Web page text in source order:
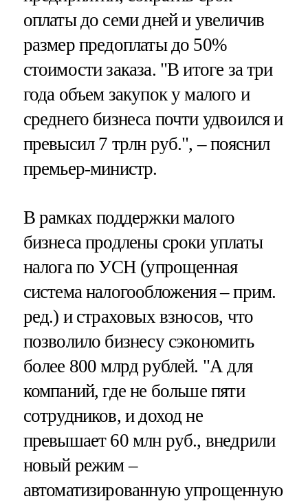
оплаты до семи дней и увеличив
размер предоплаты до 50%
стоимости заказа. "В итоге за три
года объем закупок у малого и
среднего бизнеса почти удвоился и
превысил 7 трлн руб.", – пояснил
премьер-министр.
В рамках поддержки малого
бизнеса продлены сроки уплаты
налога по УСН (упрощенная
система налогообложения – прим.
ред.) и страховых взносов, что
позволило бизнесу сэкономить
более 800 млрд рублей. "А для
компаний, где не больше пяти
сотрудников, и доход не
превышает 60 млн руб., внедрили
новый режим –
автоматизированную упрощенную